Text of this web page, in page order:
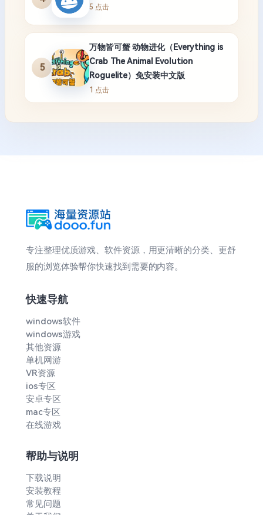
5 点击
5
万物皆可蟹 动物进化（Everything is
Crab The Animal Evolution
Roguelite）免安装中文版
1 点击
专注整理优质游戏、软件资源，用更清晰的分类、更舒
服的浏览体验帮你快速找到需要的内容。
快速导航
windows软件
windows游戏
其他资源
单机网游
VR资源
ios专区
安卓专区
mac专区
在线游戏
帮助与说明
下载说明
安装教程
常见问题